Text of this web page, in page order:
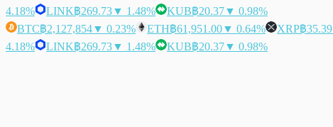
4.18%
LINK฿269.73▼ 1.48% KUB฿20.37▼ 0.98%
BTC฿2,127,854▼ 0.23% ETH฿61,951.00▼ 0.64% XRP฿35.39
4.18%
LINK฿269.73▼ 1.48% KUB฿20.37▼ 0.98%